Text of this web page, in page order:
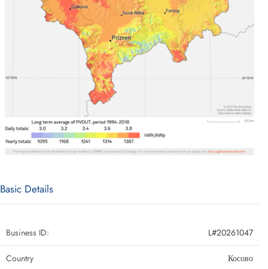
Basic Details
Business ID: L#20261047
Country Косово